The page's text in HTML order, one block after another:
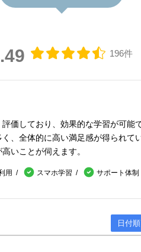
196件
価しており、効果的な学習が可
、全体的に高い満足感が得られ
いことが伺えます。
用 スマホ学習 サポート体制
日付